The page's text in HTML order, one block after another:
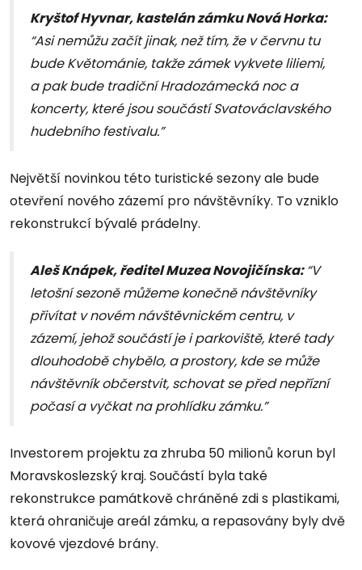
Kryštof Hyvnar, kastelán zámku Nová Horka:
“Asi nemůžu začít jinak, než tím, že v červnu tu
bude Květománie, takže zámek vykvete liliemi,
a pak bude tradiční Hradozámecká noc a
koncerty, které jsou součástí Svatováclavského
hudebního festivalu.”
Největší novinkou této turistické sezony ale bude
otevření nového zázemí pro návštěvníky. To vzniklo
rekonstrukcí bývalé prádelny.
Aleš Knápek, ředitel Muzea Novojičínska:“V
letošní sezoně můžeme konečně návštěvníky
přivítat v novém návštěvnickém centru, v
zázemí, jehož součástí je i parkoviště, které tady
dlouhodobě chybělo, a prostory, kde se může
návštěvník občerstvit, schovat se před nepřízní
počasí a vyčkat na prohlídku zámku.”
Investorem projektu za zhruba 50 milionů korun byl
Moravskoslezský kraj. Součástí byla také
rekonstrukce památkově chráněné zdi s plastikami,
která ohraničuje areál zámku, a repasovány byly dvě
kovové vjezdové brány.